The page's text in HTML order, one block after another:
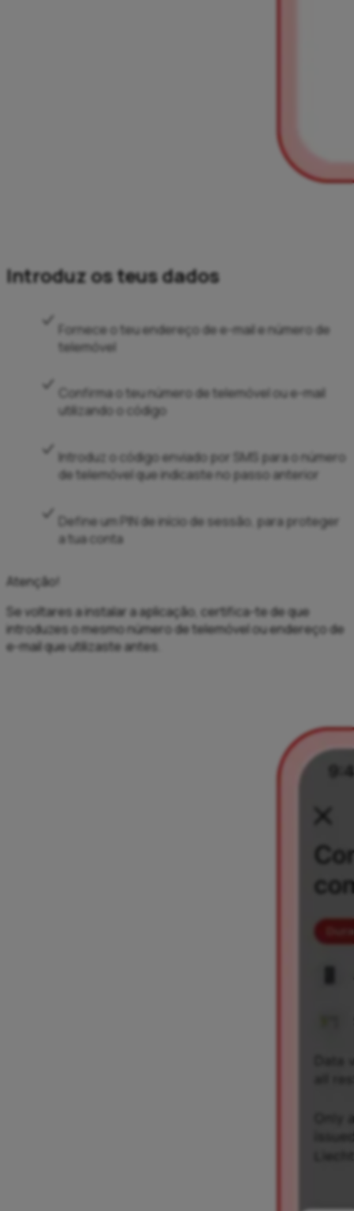
Introduz os teus dados
Fornece o teu endereço de e-mail e número de
telemóvel
Confirma o teu número de telemóvel ou e-mail
utilizando o código
Introduz o código enviado por SMS para o número
de telemóvel que indicaste no passo anterior
Define um PIN de início de sessão, para proteger
a tua conta
Atenção!
Se voltares a instalar a aplicação, certifica-te de que
introduzes o mesmo número de telemóvel ou endereço de
e-mail que utilizaste antes.